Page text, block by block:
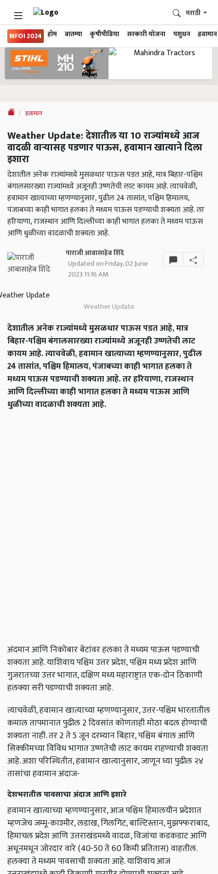
MFOI 2024 होम बातम्या कृषीपीडिया सरकारी योजना पशुधन हवामान
मराठी
हवामान
Weather Update: देशातील या 10 राज्यांमध्ये आज
वादळी वाऱ्यासह पडणार पाऊस, हवामान खात्याने दिला
इशारा
देशातील अनेक राज्यांमध्ये मुसळधार पाऊस पडत आहे, मात्र बिहार-पश्चिम
बंगालसारख्या राज्यांमध्ये अजूनही उष्णतेची लाट कायम आहे. त्याचवेळी,
हवामान खात्याच्या म्हणण्यानुसार, पुढील 24 तासांत, पश्चिम हिमालय,
पंजाबच्या काही भागात हलका ते मध्यम पाऊस पडण्याची शक्यता आहे. तर
हरियाणा, राजस्थान आणि दिल्लीच्या काही भागात हलका ते मध्यम पाऊस
आणि धुळीच्या वादळाची शक्यता आहे.
पाराजी आबासाहेब शिंदे
Updated on Friday, 02 June
2023 11:16 AM
Weather Update
देशातील अनेक राज्यांमध्ये मुसळधार पाऊस पडत आहे, मात्र
बिहार-पश्चिम बंगालसारख्या राज्यांमध्ये अजूनही उष्णतेची लाट
कायम आहे. त्याचवेळी, हवामान खात्याच्या म्हणण्यानुसार, पुढील
24 तासांत, पश्चिम हिमालय, पंजाबच्या काही भागात हलका ते
मध्यम पाऊस पडण्याची शक्यता आहे. तर हरियाणा, राजस्थान
आणि दिल्लीच्या काही भागात हलका ते मध्यम पाऊस आणि
धुळीच्या वादळाची शक्यता आहे.
अंदमान आणि निकोबार बेटांवर हलका ते मध्यम पाऊस पडण्याची
शक्यता आहे. याशिवाय पश्चिम उत्तर प्रदेश, पश्चिम मध्य प्रदेश आणि
गुजरातच्या उत्तर भागात, दक्षिण मध्य महाराष्ट्रात एक-दोन ठिकाणी
हलक्या सरी पडण्याची शक्यता आहे.
त्याचवेळी, हवामान खात्याच्या म्हणण्यानुसार, उत्तर-पश्चिम भारतातील
कमाल तापमानात पुढील 2 दिवसांत कोणताही मोठा बदल होण्याची
शक्यता नाही. तर 2 ते 5 जून दरम्यान बिहार, पश्चिम बंगाल आणि
सिक्कीमच्या विविध भागात उष्णतेची लाट कायम राहण्याची शक्यता
आहे. अशा परिस्थितीत, हवामान खात्यानुसार, जाणून घ्या पुढील २४
तासांचा हवामान अंदाज-
देशभरातील पावसाचा अंदाज आणि इशारे
हवामान खात्याच्या म्हणण्यानुसार, आज पश्चिम हिमालयीन प्रदेशात
म्हणजेच जम्मू-काश्मीर, लडाख, गिलगिट, बाल्टिस्तान, मुझफ्फराबाद,
हिमाचल प्रदेश आणि उत्तराखंडमध्ये वादळ, विजांचा कडकडाट आणि
अधूनमधून जोरदार वारे (40-50 ते 60 किमी प्रतितास) वाहतील.
हलक्या ते मध्यम पावसाची शक्यता आहे. याशिवाय आज